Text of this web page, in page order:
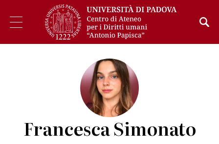
Francesca Simonato